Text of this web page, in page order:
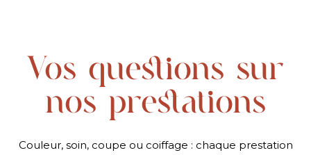
Vos questions sur
nos prestations
Couleur, soin, coupe ou coiffage : chaque prestation